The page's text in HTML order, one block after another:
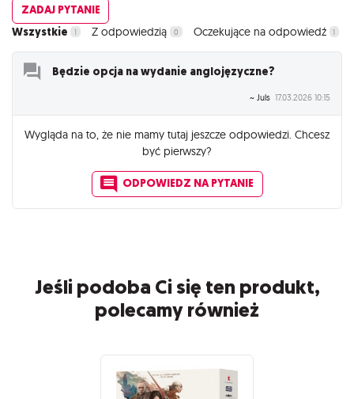
Wszystkie 1 Z odpowiedzią 0 Oczekujące na odpowiedź 1
Będzie opcja na wydanie anglojęzyczne?
~ Juls 17.03.2026 10:15
Wygląda na to, że nie mamy tutaj jeszcze odpowiedzi. Chcesz
być pierwszy?
ODPOWIEDZ NA PYTANIE
ZADAJ PYTANIE
Jeśli podoba Ci się ten produkt,
polecamy również